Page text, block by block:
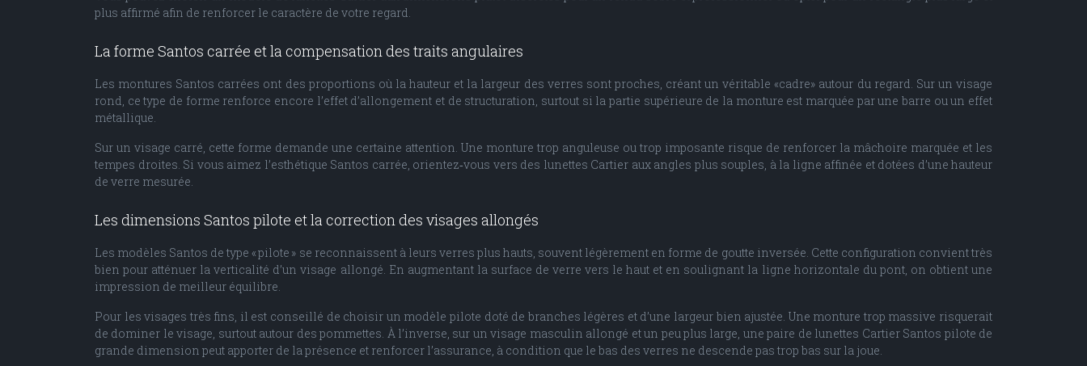
plus affirmé afin de renforcer le caractère de votre regard.
La forme Santos carrée et la compensation des traits angulaires
Les montures Santos carrées ont des proportions où la hauteur et la largeur des verres sont proches, créant un véritable «cadre» autour du regard. Sur un visage
rond, ce type de forme renforce encore l’effet d’allongement et de structuration, surtout si la partie supérieure de la monture est marquée par une barre ou un effet
métallique.
Sur un visage carré, cette forme demande une certaine attention. Une monture trop anguleuse ou trop imposante risque de renforcer la mâchoire marquée et les
tempes droites. Si vous aimez l’esthétique Santos carrée, orientez‑vous vers des lunettes Cartier aux angles plus souples, à la ligne affinée et dotées d’une hauteur
de verre mesurée.
Les dimensions Santos pilote et la correction des visages allongés
Les modèles Santos de type « pilote » se reconnaissent à leurs verres plus hauts, souvent légèrement en forme de goutte inversée. Cette configuration convient très
bien pour atténuer la verticalité d’un visage allongé. En augmentant la surface de verre vers le haut et en soulignant la ligne horizontale du pont, on obtient une
impression de meilleur équilibre.
Pour les visages très fins, il est conseillé de choisir un modèle pilote doté de branches légères et d’une largeur bien ajustée. Une monture trop massive risquerait
de dominer le visage, surtout autour des pommettes. À l’inverse, sur un visage masculin allongé et un peu plus large, une paire de lunettes Cartier Santos pilote de
grande dimension peut apporter de la présence et renforcer l’assurance, à condition que le bas des verres ne descende pas trop bas sur la joue.